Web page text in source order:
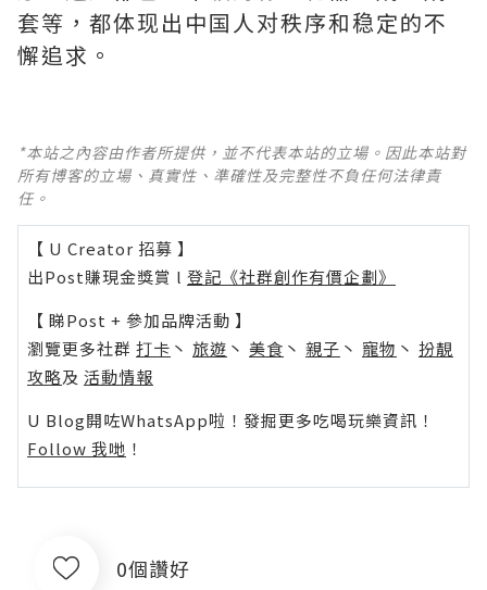
套等，都体现出中国人对秩序和稳定的不
懈追求。
*本站之內容由作者所提供，並不代表本站的立場。因此本站對
所有博客的立場、真實性、準確性及完整性不負任何法律責
任。
【 U Creator 招募 】
出Post賺現金獎賞 l 登記《社群創作有價企劃》
【 睇Post + 參加品牌活動 】
瀏覽更多社群 打卡 丶 旅遊 丶 美食 丶 親子 丶 寵物 丶 扮靚
攻略及 活動情報
U Blog開咗WhatsApp啦！發掘更多吃喝玩樂資訊！
Follow 我哋 ！
0個讚好